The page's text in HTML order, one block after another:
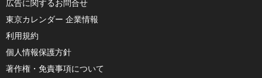
広告に関するお問合せ
東京カレンダー 企業情報
利用規約
個人情報保護方針
著作権・免責事項について